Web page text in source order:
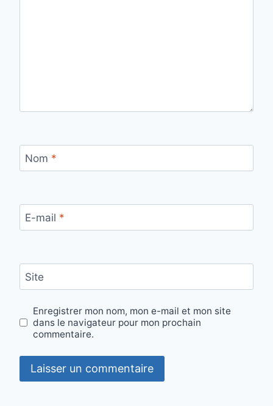
Nom *
E-mail *
Site
Enregistrer mon nom, mon e-mail et mon site
dans le navigateur pour mon prochain
commentaire.